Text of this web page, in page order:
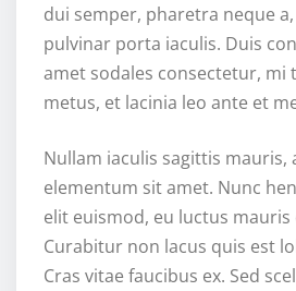
dui semper, pharetra neque
pulvinar porta iaculis. Duis
amet sodales consectetur, mi
metus, et lacinia leo ante et
Nullam iaculis sagittis mauris,
elementum sit amet. Nunc
elit euismod, eu luctus mauris
Curabitur non lacus quis est
Cras vitae faucibus ex. Sed